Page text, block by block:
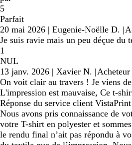
5
Parfait
20 mai 2026 | Eugenie-Noëlle D. |
Je suis ravie mais un peu déçue du
1
NUL
13 janv. 2026 | Xavier N. |
On voit clair au travers ! Je viens
L'impression est mauvaise, Ce t-
Réponse du service client
Nous avons pris connaissance de
votre T-shirt en polyester et
le rendu final n’ait pas répondu à